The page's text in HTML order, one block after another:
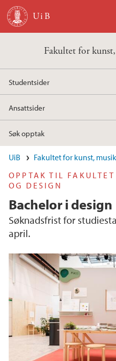
Hopp til hovedinnhold
Fakultet for
Studentsider
Ansattsider
Søk opptak
UiB
Fakultet for kunst,
OPPTAK TIL
OG DESIGN
Bachelor i design
Søknadsfrist for
april.